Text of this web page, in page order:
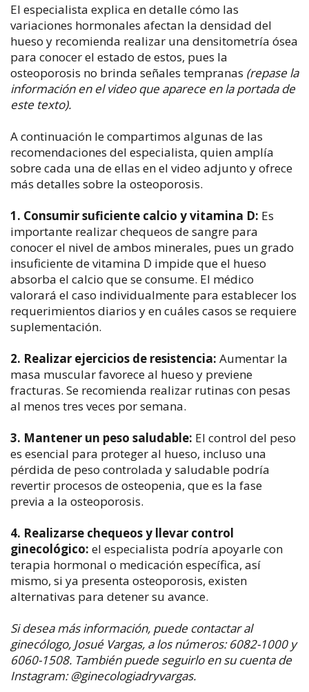
El especialista explica en detalle cómo las
variaciones hormonales afectan la densidad del
hueso y recomienda realizar una densitometría ósea
para conocer el estado de estos, pues la
osteoporosis no brinda señales tempranas (repase la
información en el video que aparece en la portada de
este texto).
A continuación le compartimos algunas de las
recomendaciones del especialista, quien amplía
sobre cada una de ellas en el video adjunto y ofrece
más detalles sobre la osteoporosis.
1. Consumir suficiente calcio y vitamina D: Es
importante realizar chequeos de sangre para
conocer el nivel de ambos minerales, pues un grado
insuficiente de vitamina D impide que el hueso
absorba el calcio que se consume. El médico
valorará el caso individualmente para establecer los
requerimientos diarios y en cuáles casos se requiere
suplementación.
2. Realizar ejercicios de resistencia: Aumentar la
masa muscular favorece al hueso y previene
fracturas. Se recomienda realizar rutinas con pesas
al menos tres veces por semana.
3. Mantener un peso saludable: El control del peso
es esencial para proteger al hueso, incluso una
pérdida de peso controlada y saludable podría
revertir procesos de osteopenia, que es la fase
previa a la osteoporosis.
4. Realizarse chequeos y llevar control
ginecológico: el especialista podría apoyarle con
terapia hormonal o medicación específica, así
mismo, si ya presenta osteoporosis, existen
alternativas para detener su avance.
Si desea más información, puede contactar al
ginecólogo, Josué Vargas, a los números: 6082-1000 y
6060-1508. También puede seguirlo en su cuenta de
Instagram: @ginecologiadryvargas.